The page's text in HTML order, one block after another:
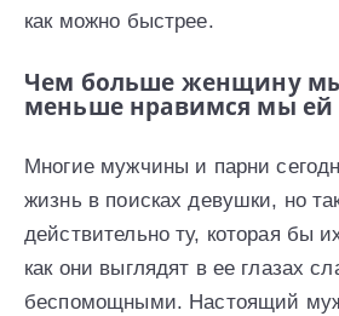
как можно быстрее.
Чем больше женщину
меньше нравимся мы ей
Многие мужчины и парни
жизнь в поисках девушки, но
действительно ту, которая бы
как они выглядят в ее глазах
беспомощными. Настоящий